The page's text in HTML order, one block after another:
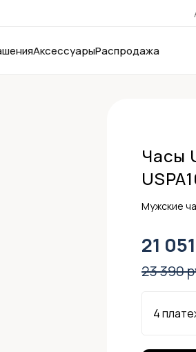
АксессуарыРаспродажа
Часы
Мужские
21
23 390
4